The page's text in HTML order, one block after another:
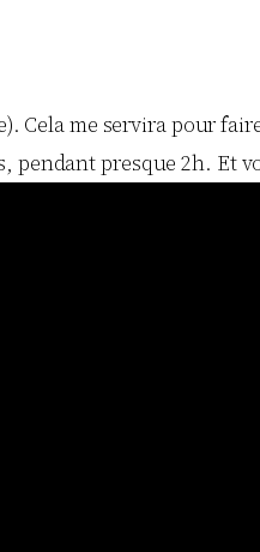
Cela me servira pour
pendant presque 2h. Et